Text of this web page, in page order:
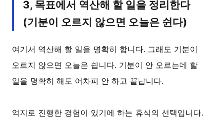
3, 목표에서 역산해 할 일을 정리한다
(기분이 오르지 않으면 오늘은 쉰다)
여기서 역산해 할 일을 명확히 합니다. 그래도 기분이
오르지 않으면 오늘은 쉽니다. 기분이 안 오르는데 할
일을 명확히 해도 어차피 안 하고 끝납니다.
억지로 진행한 경험이 있기에 하는 휴식의 선택입니다.